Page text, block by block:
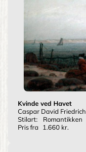
Kvinde ved Havet
Caspar David Friedrich
Stilart:
Romantikken
Pris fra
1.660 kr.